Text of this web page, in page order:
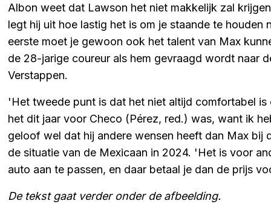
Albon weet dat Lawson het niet makkelijk zal
legt hij uit hoe lastig het is om je staande te
eerste moet je gewoon ook het talent van Max
de 28-jarige coureur als hem gevraagd wordt naar
Verstappen.
'Het tweede punt is dat het niet altijd comfortabel
het dit jaar voor Checo (Pérez, red.) was, want ik
geloof wel dat hij andere wensen heeft dan Max
de situatie van de Mexicaan in 2024. 'Het is voor
auto aan te passen, en daar betaal je dan de prijs
De tekst gaat verder onder de afbeelding.